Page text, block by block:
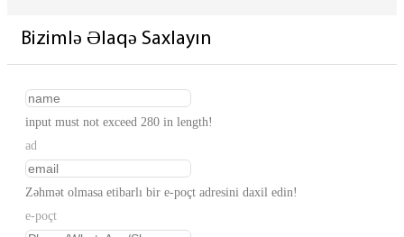
Bizimlə Əlaqə Saxlayın
input must not exceed 280 in length!
ad
Zəhmət olmasa etibarlı bir e-poçt adresini daxil edin!
e-poçt